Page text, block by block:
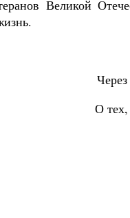
Великой
О тех,